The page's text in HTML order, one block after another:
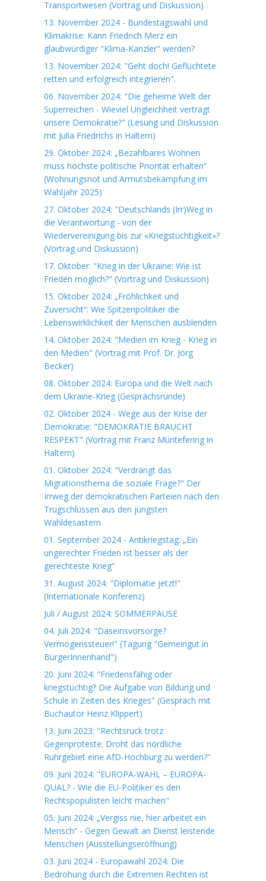
Transportwesen (Vortrag und Diskussion)
13. November 2024 - Bundestagswahl und
Klimakrise: Kann Friedrich Merz ein
glaubwürdiger "Klima-Kanzler" werden?
13. November 2024: "Geht doch! Geflüchtete
retten und erfolgreich integrieren".
06. November 2024: "Die geheime Welt der
Superreichen - Wieviel Ungleichheit verträgt
unsere Demokratie?" (Lesung und Diskussion
mit Julia Friedrichs in Haltern)
29. Oktober 2024: „Bezahlbares Wohnen
muss höchste politische Priorität erhalten“
(Wohnungsnot und Armutsbekämpfung im
Wahljahr 2025)
27. Oktober 2024: "Deutschlands (Irr)Weg in
die Verantwortung - von der
Wiedervereinigung bis zur «Kriegstüchtigkeit»?
(Vortrag und Diskussion)
17. Oktober: "Krieg in der Ukraine: Wie ist
Frieden möglich?" (Vortrag und Diskussion)
15. Oktober 2024: „Fröhlichkeit und
Zuversicht“: Wie Spitzenpolitiker die
Lebenswirklichkeit der Menschen ausblenden
14. Oktober 2024: "Medien im Krieg - Krieg in
den Medien" (Vortrag mit Prof. Dr. Jörg
Becker)
08. Oktober 2024: Europa und die Welt nach
dem Ukraine-Krieg (Gesprächsrunde)
02. Oktober 2024 - Wege aus der Krise der
Demokratie: "DEMOKRATIE BRAUCHT
RESPEKT" (Vortrag mit Franz Müntefering in
Haltern)
01. Oktober 2024: "Verdrängt das
Migrationsthema die soziale Frage?" Der
Irrweg der demokratischen Parteien nach den
Trugschlüssen aus den jüngsten
Wahldesastern
01. September 2024 - Antikriegstag: „Ein
ungerechter Frieden ist besser als der
gerechteste Krieg“
31. August 2024: "Diplomatie jetzt!"
(Internationale Konferenz)
Juli / August 2024: SOMMERPAUSE
04. Juli 2024: "Daseinsvorsorge?
Vermögenssteuer!" (Tagung "Gemeingut in
BürgerInnenhand")
20. Juni 2024: "Friedensfähig oder
kriegstüchtig? Die Aufgabe von Bildung und
Schule in Zeiten des Krieges" (Gespräch mit
Buchautor Heinz Klippert)
13. Juni 2023: "Rechtsruck trotz
Gegenproteste: Droht das nördliche
Ruhrgebiet eine AfD-Hochburg zu werden?"
09. Juni 2024: "EUROPA-WAHL – EUROPA-
QUAL? - Wie die EU-Politiker es den
Rechtspopulisten leicht machen"
05. Juni 2024: „Vergiss nie, hier arbeitet ein
Mensch“ - Gegen Gewalt an Dienst leistende
Menschen (Ausstellungseröffnung)
03. Juni 2024 - Europawahl 2024: Die
Bedrohung durch die Extremen Rechten ist